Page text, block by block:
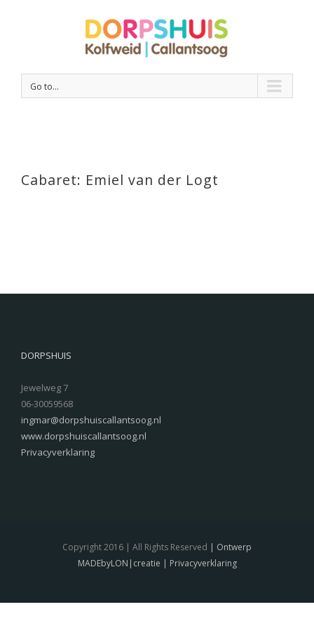
Go to...
Cabaret: Emiel van der Logt
DORPSHUIS
Jewelweg 7
06-30059568
ingmar@dorpshuiscallantsoog.nl
www.dorpshuiscallantsoog.nl
Privacyverklaring
Copyright 2016 | All Rights Reserved | Ontwerp
MADEbyLON|creatie | Privacyverklaring